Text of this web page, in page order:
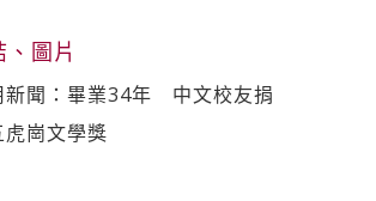
圖片
新聞：畢業34年 中文校友捐
虎崗文學獎